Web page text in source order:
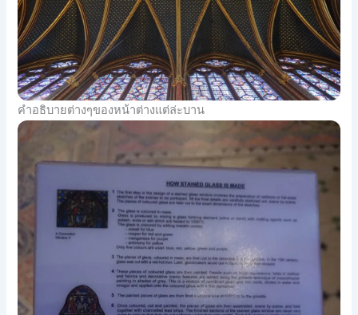
คำอธิบายต่างๆของหน้าต่างแต่ล่ะบาน